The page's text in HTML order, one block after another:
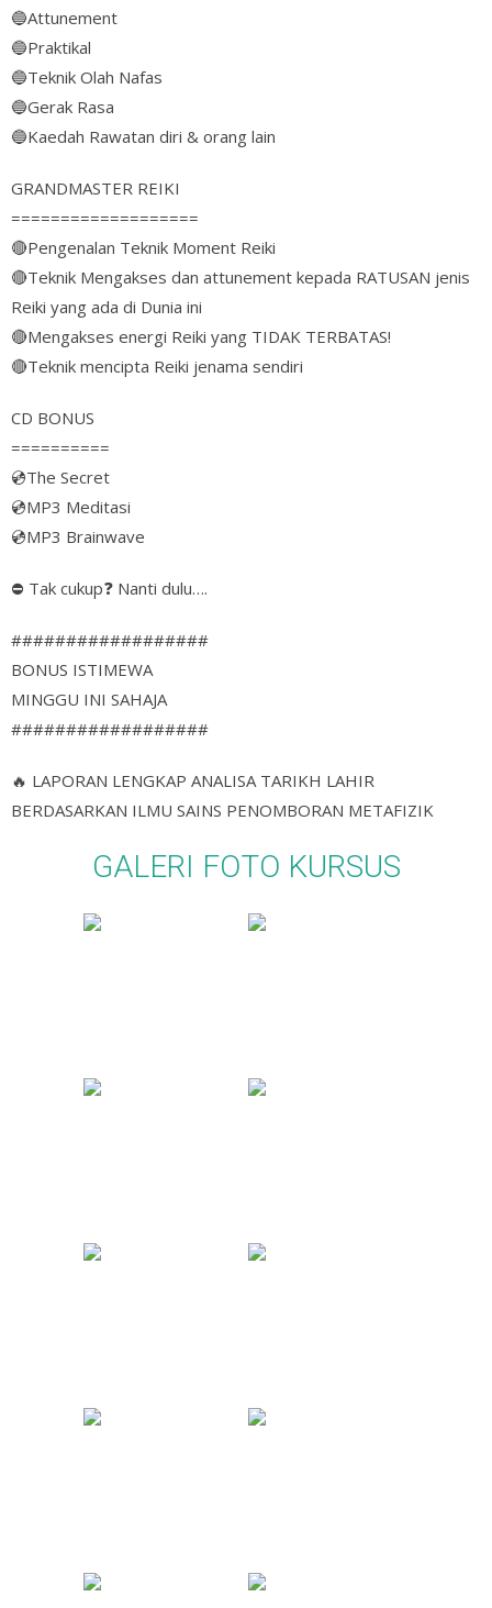
🔵Attunement
🔵Praktikal
🔵Teknik Olah Nafas
🔵Gerak Rasa
🔵Kaedah Rawatan diri & orang lain
GRANDMASTER REIKI
===================
🔴Pengenalan Teknik Moment Reiki
🔴Teknik Mengakses dan attunement kepada RATUSAN jenis
Reiki yang ada di Dunia ini
🔴Mengakses energi Reiki yang TIDAK TERBATAS!
🔴Teknik mencipta Reiki jenama sendiri
CD BONUS
==========
💿The Secret
💿MP3 Meditasi
💿MP3 Brainwave
⛔ Tak cukup❓ Nanti dulu….
##################
BONUS ISTIMEWA
MINGGU INI SAHAJA
##################
🔥 LAPORAN LENGKAP ANALISA TARIKH LAHIR
BERDASARKAN ILMU SAINS PENOMBORAN METAFIZIK
GALERI FOTO KURSUS